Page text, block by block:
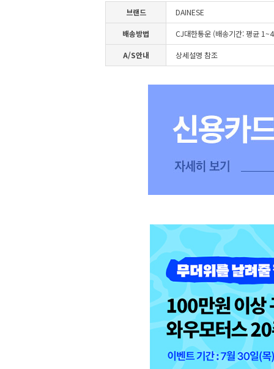
브랜드 DAINESE
배송방법 CJ대한통운 (배송기간: 평균
A/S안내 상세설명 참조